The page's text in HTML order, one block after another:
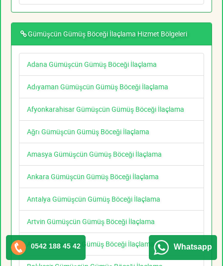
Gümüşcün Gümüş Böceği İlaçlama Hizmet Bölgeleri
Adana Gümüşcün Gümüş Böceği İlaçlama
Adıyaman Gümüşcün Gümüş Böceği İlaçlama
Afyonkarahisar Gümüşcün Gümüş Böceği İlaçlama
Ağrı Gümüşcün Gümüş Böceği İlaçlama
Amasya Gümüşcün Gümüş Böceği İlaçlama
Ankara Gümüşcün Gümüş Böceği İlaçlama
Antalya Gümüşcün Gümüş Böceği İlaçlama
Artvin Gümüşcün Gümüş Böceği İlaçlama
Aydın Gümüşcün Gümüş Böceği İlaçlama
0542 188 45 42 Whatsapp